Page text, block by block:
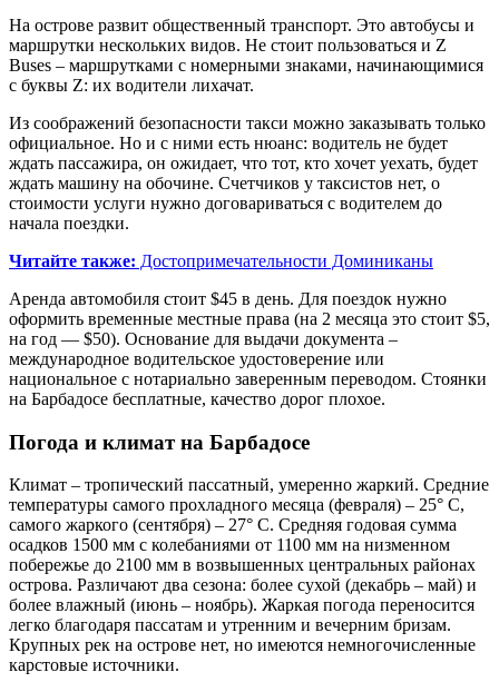
На острове развит общественный транспорт. Это автобусы и
маршрутки нескольких видов. Не стоит пользоваться и Z
Buses – маршрутками с номерными знаками, начинающимися
с буквы Z: их водители лихачат.
Из соображений безопасности такси можно заказывать только
официальное. Но и с ними есть нюанс: водитель не будет
ждать пассажира, он ожидает, что тот, кто хочет уехать, будет
ждать машину на обочине. Счетчиков у таксистов нет, о
стоимости услуги нужно договариваться с водителем до
начала поездки.
Читайте также: Достопримечательности Доминиканы
Аренда автомобиля стоит $45 в день. Для поездок нужно
оформить временные местные права (на 2 месяца это стоит $5,
на год — $50). Основание для выдачи документа –
международное водительское удостоверение или
национальное с нотариально заверенным переводом. Стоянки
на Барбадосе бесплатные, качество дорог плохое.
Погода и климат на Барбадосе
Климат – тропический пассатный, умеренно жаркий. Средние
температуры самого прохладного месяца (февраля) – 25° С,
самого жаркого (сентября) – 27° С. Средняя годовая сумма
осадков 1500 мм с колебаниями от 1100 мм на низменном
побережье до 2100 мм в возвышенных центральных районах
острова. Различают два сезона: более сухой (декабрь – май) и
более влажный (июнь – ноябрь). Жаркая погода переносится
легко благодаря пассатам и утренним и вечерним бризам.
Крупных рек на острове нет, но имеются немногочисленные
карстовые источники.